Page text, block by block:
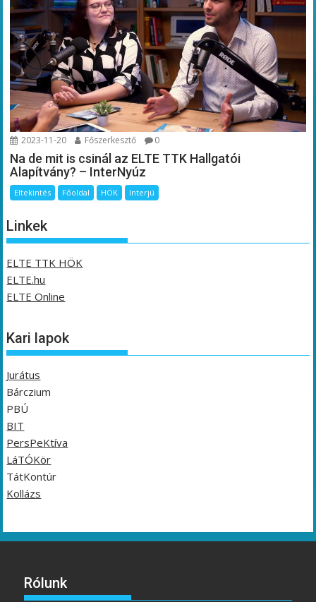
2023-11-20 Főszerkesztő 0
Na de mit is csinál az ELTE TTK Hallgatói
Alapítvány? – InterNyúz
Eltekintés Főoldal HÖK Interjú
Linkek
ELTE TTK HÖK
ELTE.hu
ELTE Online
Kari lapok
Jurátus
Bárczium
PBÚ
BIT
PersPeKtíva
LáTÓKör
TátKontúr
Kollázs
Rólunk